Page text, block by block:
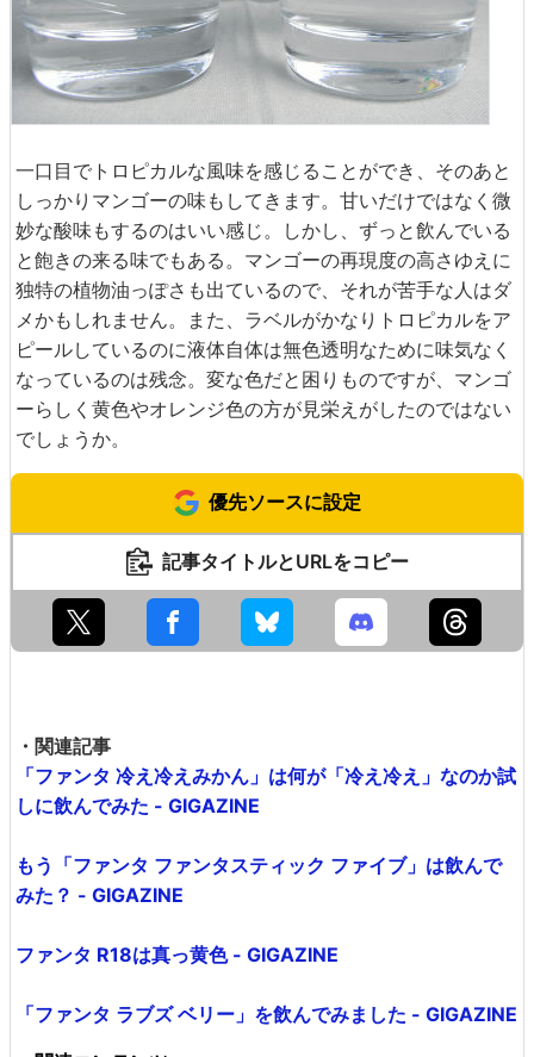
一口目でトロピカルな風味を感じることができ、そのあと
しっかりマンゴーの味もしてきます。甘いだけではなく微
妙な酸味もするのはいい感じ。しかし、ずっと飲んでいる
と飽きの来る味でもある。マンゴーの再現度の高さゆえに
独特の植物油っぽさも出ているので、それが苦手な人はダ
メかもしれません。また、ラベルがかなりトロピカルをア
ピールしているのに液体自体は無色透明なために味気なく
なっているのは残念。変な色だと困りものですが、マンゴ
ーらしく黄色やオレンジ色の方が見栄えがしたのではない
でしょうか。
優先ソースに設定
記事タイトルとURLをコピー
・関連記事
「ファンタ 冷え冷えみかん」は何が「冷え冷え」なのか試
しに飲んでみた - GIGAZINE
もう「ファンタ ファンタスティック ファイブ」は飲んで
みた？ - GIGAZINE
ファンタ R18は真っ黄色 - GIGAZINE
「ファンタ ラブズ ベリー」を飲んでみました - GIGAZINE